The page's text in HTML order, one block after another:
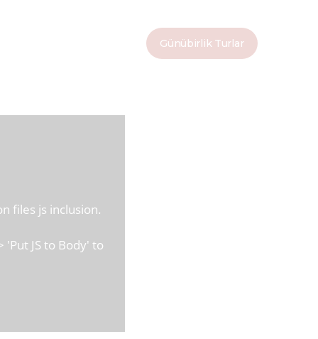
Günübirlik Turlar
files js inclusion.
JS to Body' to